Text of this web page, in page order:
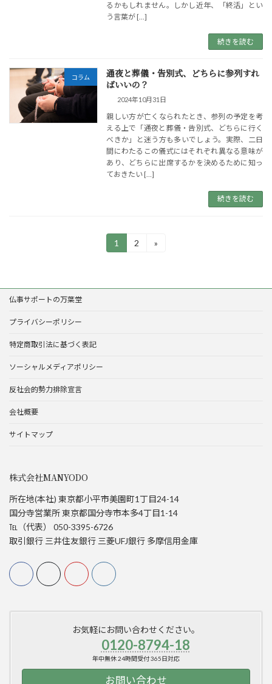
るかもしれません。しかし近年、「終活」とい
う言葉が […]
続きを読む
コラム
通夜と葬儀・告別式、どちらに参列すれ
ばいいの？
2024年10月31日
親しい方が亡くなられたとき、参列の予定を考
える上で「通夜と葬儀・告別式、どちらに行く
べきか」と迷う方も多いでしょう。実際、二日
間にわたるこの儀式にはそれぞれ異なる意味が
あり、どちらに出席するかを決めるために知っ
ておきたい […]
続きを読む
の
ペ
ー
ジ
送
り
固
定
ジ
1
固
ジ
2 »
仏事サポートの万葉堂
プライバシーポリシー
特定商取引法に基づく表記
ソーシャルメディアポリシー
反社会的勢力排除宣言
会社概要
サイトマップ
株式会社MANYODO
所在地(本社) 東京都小平市美園町1丁目24-14
国分寺営業所 東京都国分寺市本多4丁目1-14
℡（代表） 050-3395-6726
取引銀行 三井住友銀行 三菱UFJ銀行 多摩信用金庫
お気軽にお問い合わせください。
0120-8794-18
年中無休 24時間受付 365日対応
お問い合わせ